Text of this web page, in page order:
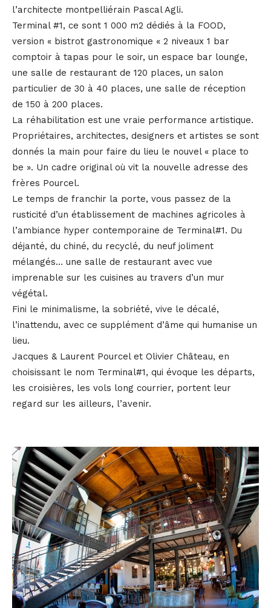
l’architecte montpelliérain Pascal Agli.
Terminal #1, ce sont 1 000 m2 dédiés à la FOOD,
version « bistrot gastronomique « 2 niveaux 1 bar
comptoir à tapas pour le soir, un espace bar lounge,
une salle de restaurant de 120 places, un salon
particulier de 30 à 40 places, une salle de réception
de 150 à 200 places.
La réhabilitation est une vraie performance artistique.
Propriétaires, architectes, designers et artistes se sont
donnés la main pour faire du lieu le nouvel « place to
be ». Un cadre original où vit la nouvelle adresse des
frères Pourcel.
Le temps de franchir la porte, vous passez de la
rusticité d’un établissement de machines agricoles à
l’ambiance hyper contemporaine de Terminal#1. Du
déjanté, du chiné, du recyclé, du neuf joliment
mélangés… une salle de restaurant avec vue
imprenable sur les cuisines au travers d’un mur
végétal.
Fini le minimalisme, la sobriété, vive le décalé,
l’inattendu, avec ce supplément d’âme qui humanise un
lieu.
Jacques & Laurent Pourcel et Olivier Château, en
choisissant le nom Terminal#1, qui évoque les départs,
les croisières, les vols long courrier, portent leur
regard sur les ailleurs, l’avenir.